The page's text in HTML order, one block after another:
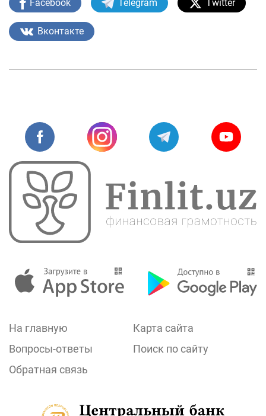
Facebook Telegram Twitter
Вконтакте
На главную
Карта сайта
Вопросы-ответы
Поиск по сайту
Обратная связь